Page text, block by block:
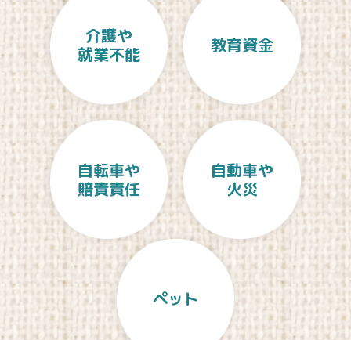
介護や
就業不能 教育資金
自転車や
賠責責任
自動車や
火災
ペット